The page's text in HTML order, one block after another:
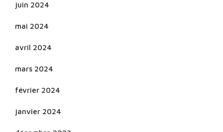
juin 2024
mai 2024
avril 2024
mars 2024
février 2024
janvier 2024